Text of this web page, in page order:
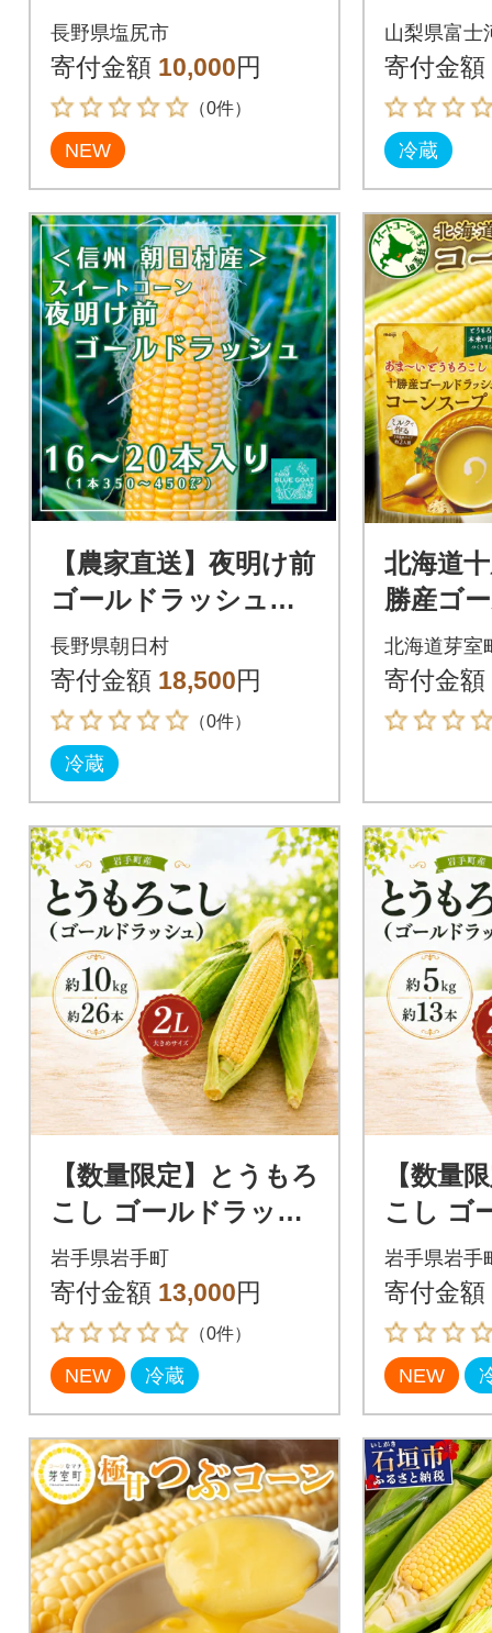
シュ】約3kg (8～14
本)
長野県塩尻市
寄付金額 10,000円
（0件）
NEW
ッシュ
10本セ
山梨県富士
寄付金額
冷蔵
【農家直送】夜明け前
ゴールドラッシュ 1
6～20本 (2026年7月中
旬～順次配送)
長野県朝日村
寄付金額 18,500円
（0件）
冷蔵
北海道
勝産ゴ
ュのコ
6袋
北海道芽室
寄付金額
【数量限定】とうもろ
こし ゴールドラッシ
ュ 2L 約10kg(約26本)
岩手県 岩手町産
岩手県岩手町
寄付金額 13,000円
（0件）
NEW 冷蔵
【数量
こし ゴ
ュ 2L 約
岩手県
岩手県岩手
寄付金額
NEW